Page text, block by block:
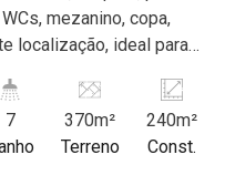
Jardim Irajá, Royal Park,
Quinta da Primavera,
Vila Seixas, Jardim
Jardim Paulistano, Lagoinha,
Nova Ribeirânia, Jardim
Jardim São Luiz, Centro,
mezanino, copa,
localização, ideal para
imobiliário desde 2000.
em Venda e Locação!
7
370m²
Terreno
240m²
Const.